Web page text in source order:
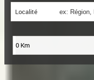
Localité
0 Km